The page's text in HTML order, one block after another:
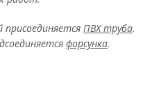
ПВХ труба.
форсунка.